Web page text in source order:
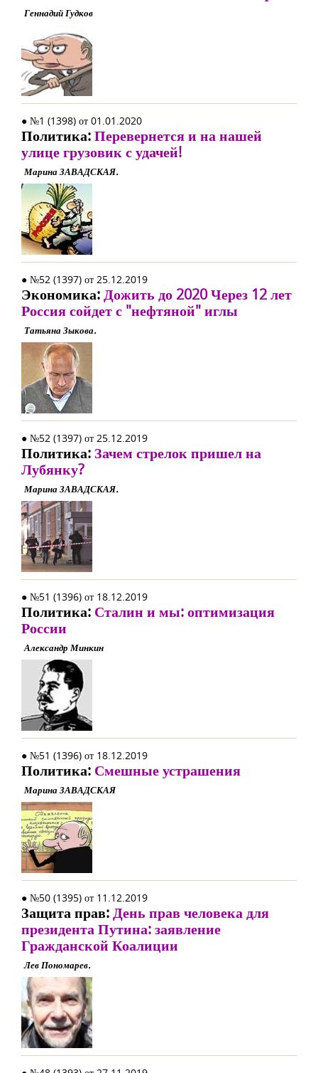
Геннадий Гудков
● №1 (1398) от 01.01.2020
Политика:Перевернется и на нашей
улице грузовик с удачей!
Марина ЗАВАДСКАЯ.
● №52 (1397) от 25.12.2019
Экономика:Дожить до 2020 Через 12 лет
Россия сойдет с "нефтяной" иглы
Татьяна Зыкова.
● №52 (1397) от 25.12.2019
Политика: Зачем стрелок пришел на
Лубянку?
Марина ЗАВАДСКАЯ.
● №51 (1396) от 18.12.2019
Политика: Сталин и мы: оптимизация
России
Александр Минкин
● №51 (1396) от 18.12.2019
Политика: Смешные устрашения
Марина ЗАВАДСКАЯ
● №50 (1395) от 11.12.2019
Защита прав:День прав человека для
президента Путина: заявление
Гражданской Коалиции
Лев Пономарев.